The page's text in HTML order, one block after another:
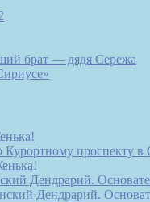
брат — дядя Сережа
Курортному проспекту в
Дендрарий.
Дендрарий.